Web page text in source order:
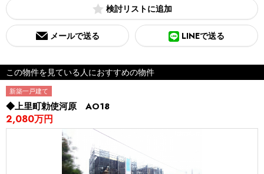
検討リスト
メールで送る LINEで送る
この物件を見ている人におすすめの物件
新築一戸建て
◆上里町勅使河原 AO18
2,080万円